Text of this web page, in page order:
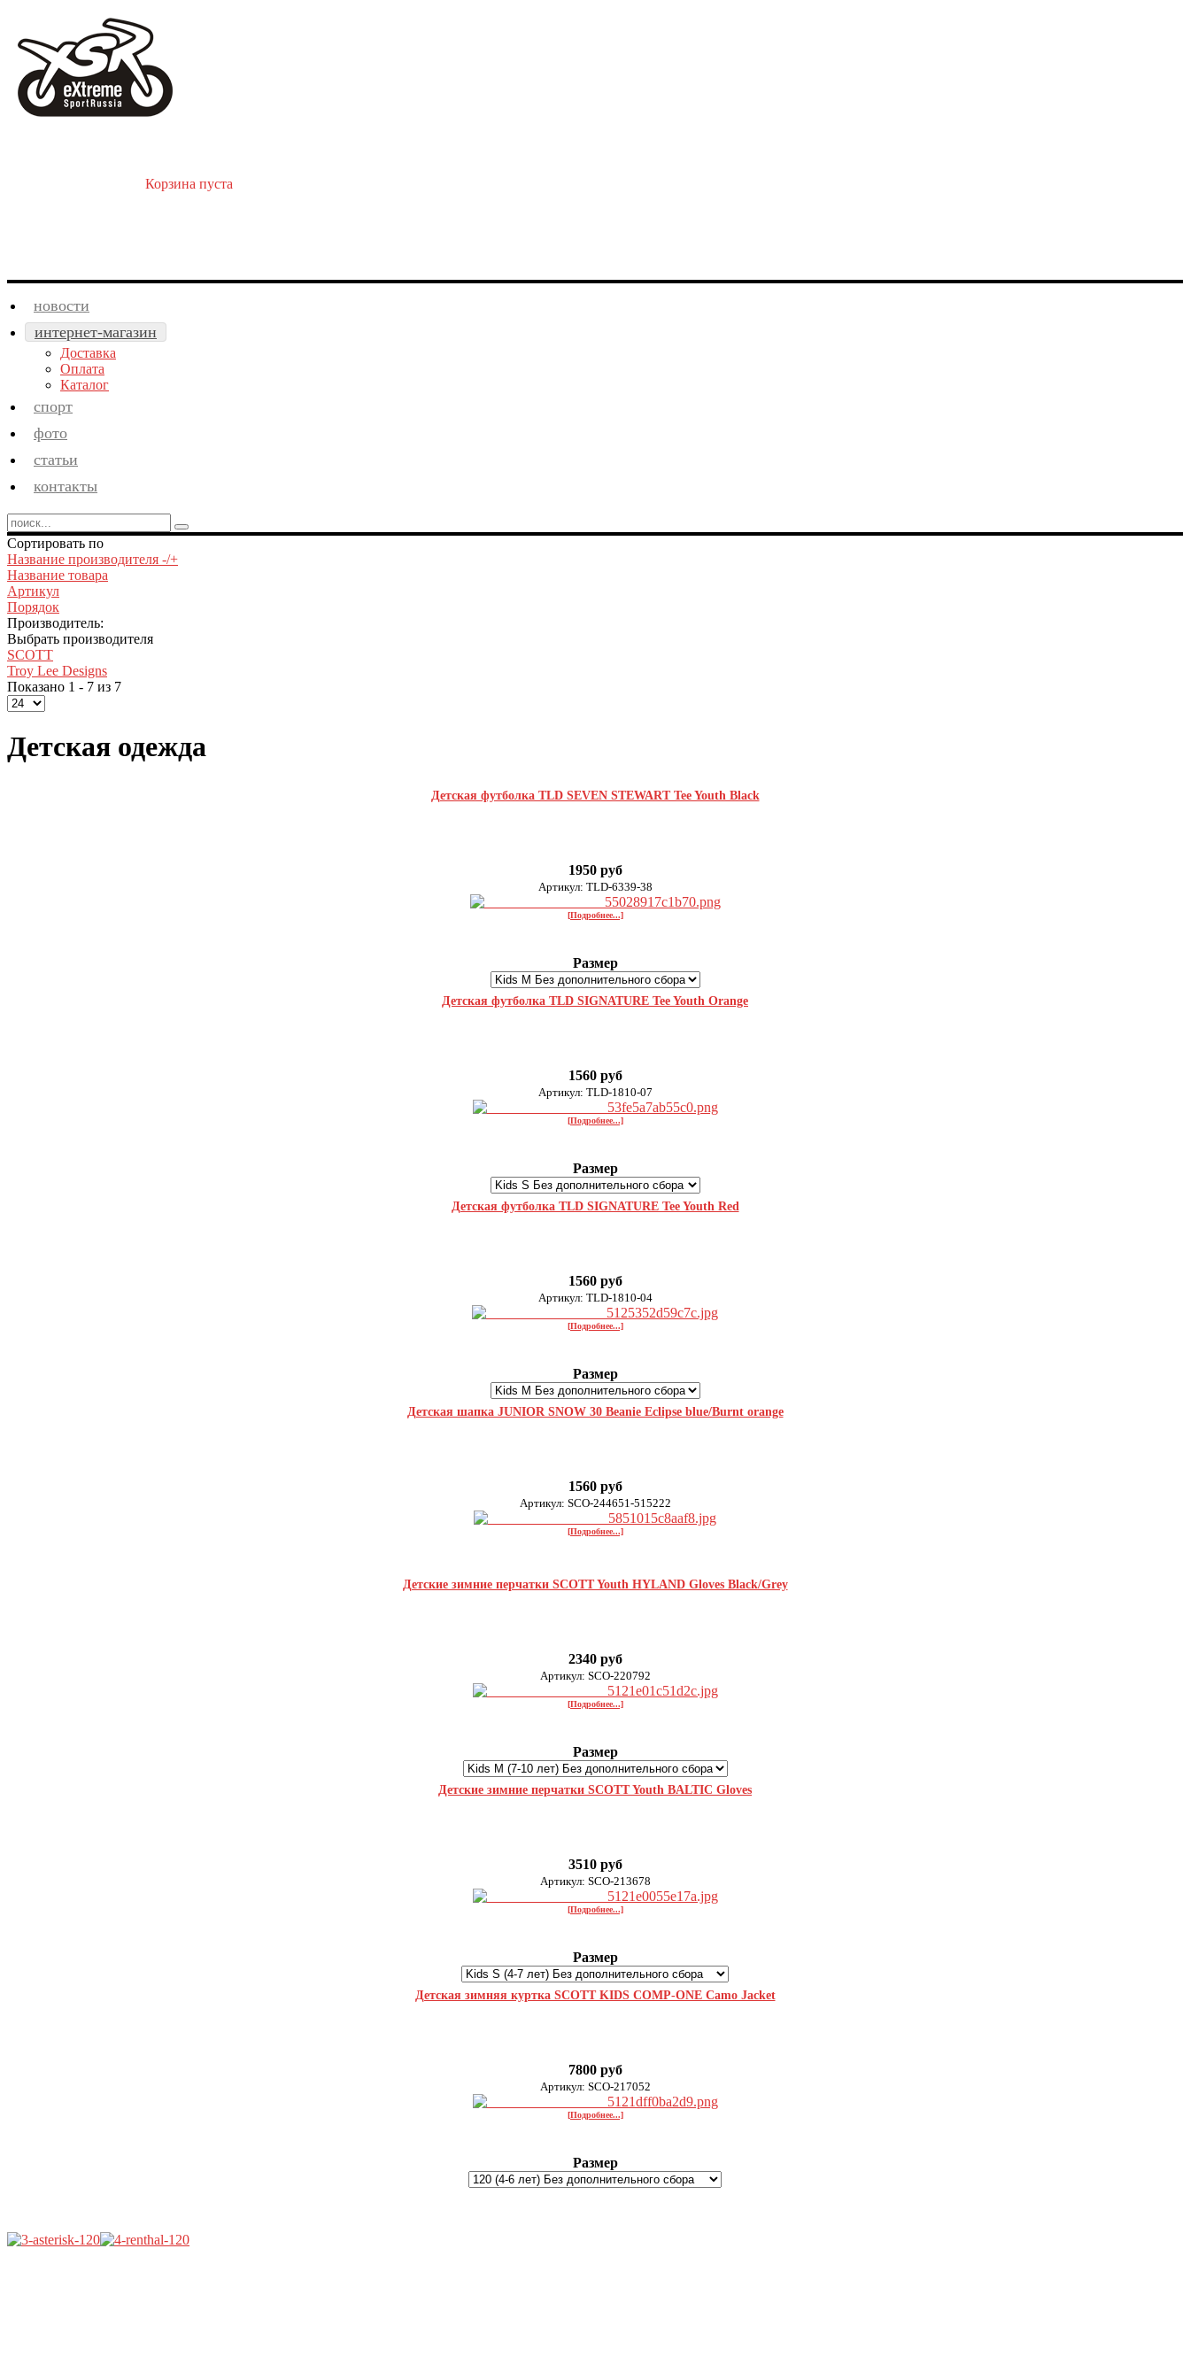
Корзина пуста
новости
интернет-магазин
Доставка
Оплата
Каталог
спорт
фото
статьи
контакты
Сортировать по
Название производителя -/+
Название товара
Артикул
Порядок
Производитель:
Выбрать производителя
SCOTT
Troy Lee Designs
Показано 1 - 7 из 7
Детская одежда
Детская футболка TLD SEVEN STEWART Tee Youth Black
1950 руб
Артикул: TLD-6339-38
[Подробнее...]
Размер
Детская футболка TLD SIGNATURE Tee Youth Orange
1560 руб
Артикул: TLD-1810-07
[Подробнее...]
Размер
Детская футболка TLD SIGNATURE Tee Youth Red
1560 руб
Артикул: TLD-1810-04
[Подробнее...]
Размер
Детская шапка JUNIOR SNOW 30 Beanie Eclipse blue/Burnt orange
1560 руб
Артикул: SCO-244651-515222
[Подробнее...]
Детские зимние перчатки SCOTT Youth HYLAND Gloves Black/Grey
2340 руб
Артикул: SCO-220792
[Подробнее...]
Размер
Детские зимние перчатки SCOTT Youth BALTIC Gloves
3510 руб
Артикул: SCO-213678
[Подробнее...]
Размер
Детская зимняя куртка SCOTT KIDS COMP-ONE Camo Jacket
7800 руб
Артикул: SCO-217052
[Подробнее...]
Размер